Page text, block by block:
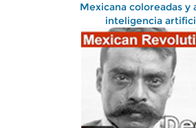
Mexicana coloreadas y
inteligencia